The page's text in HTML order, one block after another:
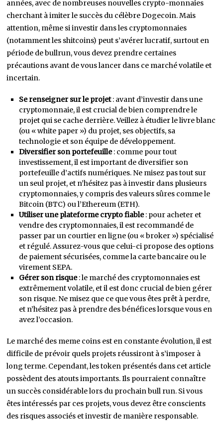
années, avec de nombreuses nouvelles crypto-monnaies
cherchant à imiter le succès du célèbre Dogecoin. Mais
attention, même si investir dans les cryptomonnaies
(notamment les shitcoins) peut s’avérer lucratif, surtout en
période de bullrun, vous devez prendre certaines
précautions avant de vous lancer dans ce marché volatile et
incertain.
Se renseigner sur le projet: avant d’investir dans une
cryptomonnaie, il est crucial de bien comprendre le
projet qui se cache derrière. Veillez à étudier le livre blanc
(ou « white paper ») du projet, ses objectifs, sa
technologie et son équipe de développement.
Diversifier son portefeuille: comme pour tout
investissement, il est important de diversifier son
portefeuille d’actifs numériques. Ne misez pas tout sur
un seul projet, et n’hésitez pas à investir dans plusieurs
cryptomonnaies, y compris des valeurs sûres comme le
Bitcoin (BTC) ou l’Ethereum (ETH).
Utiliser une plateforme crypto fiable: pour acheter et
vendre des cryptomonnaies, il est recommandé de
passer par un courtier en ligne (ou « broker ») spécialisé
et régulé. Assurez-vous que celui-ci propose des options
de paiement sécurisées, comme la carte bancaire ou le
virement SEPA.
Gérer son risque: le marché des cryptomonnaies est
extrêmement volatile, et il est donc crucial de bien gérer
son risque. Ne misez que ce que vous êtes prêt à perdre,
et n’hésitez pas à prendre des bénéfices lorsque vous en
avez l’occasion.
Le marché des meme coins est en constante évolution, il est
difficile de prévoir quels projets réussiront à s’imposer à
long terme. Cependant, les token présentés dans cet article
possèdent des atouts importants. Ils pourraient connaître
un succès considérable lors du prochain bull run. Si vous
êtes intéressés par ces projets, vous devez être conscients
des risques associés et investir de manière responsable.